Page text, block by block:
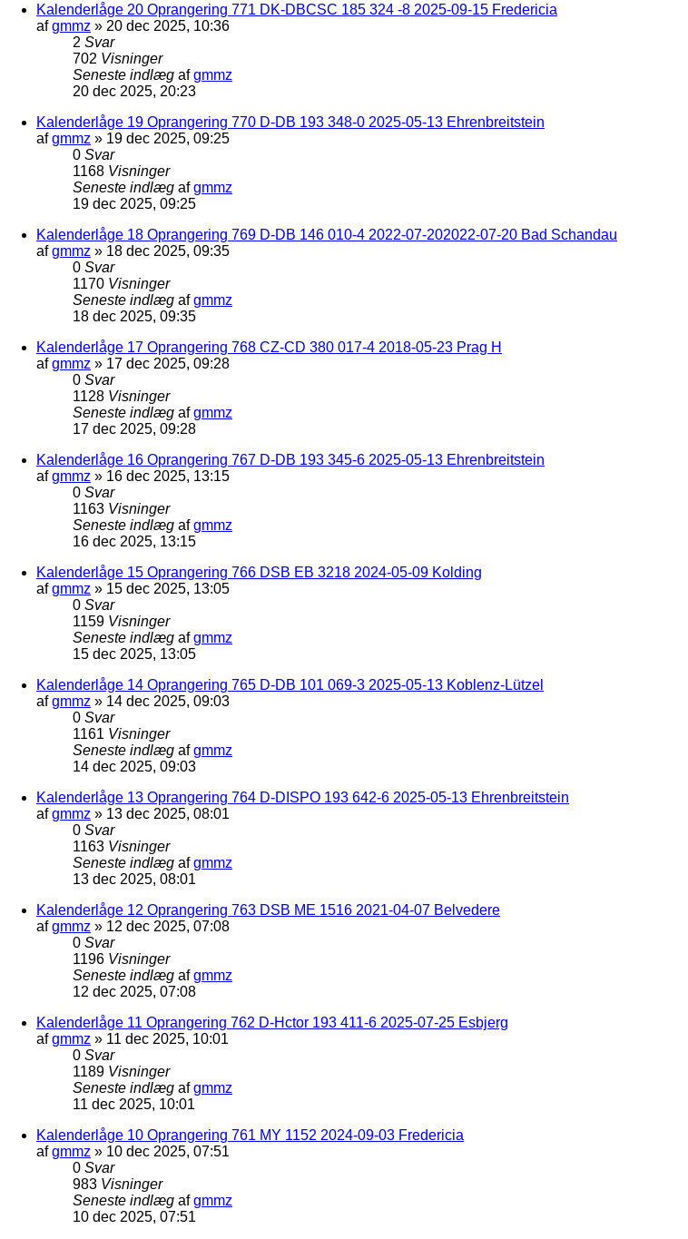
Kalenderlåge 20 Oprangering 771 DK-DBCSC 185 324 -8 2025-09-15 Fredericia
afgmmz » 20 dec 2025, 10:36
2 Svar
702 Visninger
Seneste indlæg afgmmz
20 dec 2025, 20:23
Kalenderlåge 19 Oprangering 770 D-DB 193 348-0 2025-05-13 Ehrenbreitstein
afgmmz » 19 dec 2025, 09:25
0 Svar
1168 Visninger
Seneste indlæg afgmmz
19 dec 2025, 09:25
Kalenderlåge 18 Oprangering 769 D-DB 146 010-4 2022-07-202022-07-20 Bad Schandau
afgmmz » 18 dec 2025, 09:35
0 Svar
1170 Visninger
Seneste indlæg afgmmz
18 dec 2025, 09:35
Kalenderlåge 17 Oprangering 768 CZ-CD 380 017-4 2018-05-23 Prag H
afgmmz » 17 dec 2025, 09:28
0 Svar
1128 Visninger
Seneste indlæg afgmmz
17 dec 2025, 09:28
Kalenderlåge 16 Oprangering 767 D-DB 193 345-6 2025-05-13 Ehrenbreitstein
afgmmz » 16 dec 2025, 13:15
0 Svar
1163 Visninger
Seneste indlæg afgmmz
16 dec 2025, 13:15
Kalenderlåge 15 Oprangering 766 DSB EB 3218 2024-05-09 Kolding
afgmmz » 15 dec 2025, 13:05
0 Svar
1159 Visninger
Seneste indlæg afgmmz
15 dec 2025, 13:05
Kalenderlåge 14 Oprangering 765 D-DB 101 069-3 2025-05-13 Koblenz-Lützel
afgmmz » 14 dec 2025, 09:03
0 Svar
1161 Visninger
Seneste indlæg afgmmz
14 dec 2025, 09:03
Kalenderlåge 13 Oprangering 764 D-DISPO 193 642-6 2025-05-13 Ehrenbreitstein
afgmmz » 13 dec 2025, 08:01
0 Svar
1163 Visninger
Seneste indlæg afgmmz
13 dec 2025, 08:01
Kalenderlåge 12 Oprangering 763 DSB ME 1516 2021-04-07 Belvedere
afgmmz » 12 dec 2025, 07:08
0 Svar
1196 Visninger
Seneste indlæg afgmmz
12 dec 2025, 07:08
Kalenderlåge 11 Oprangering 762 D-Hctor 193 411-6 2025-07-25 Esbjerg
afgmmz » 11 dec 2025, 10:01
0 Svar
1189 Visninger
Seneste indlæg afgmmz
11 dec 2025, 10:01
Kalenderlåge 10 Oprangering 761 MY 1152 2024-09-03 Fredericia
afgmmz » 10 dec 2025, 07:51
0 Svar
983 Visninger
Seneste indlæg afgmmz
10 dec 2025, 07:51